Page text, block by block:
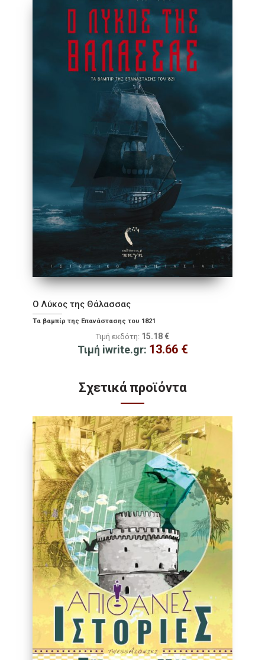
Ο Λύκος της Θάλασσας
Τα βαμπίρ της Επανάστασης του 1821
Τιμή εκδότη: 15.18 €
Τιμή iwrite.gr: 13.66 €
Σχετικά προϊόντα